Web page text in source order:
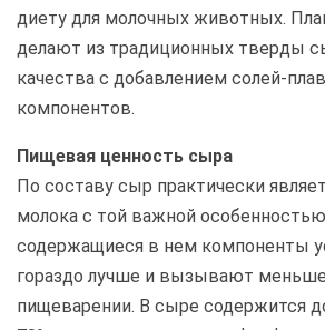
диету для молочных животных.
делают из традиционных тверды
качества с добавлением солей-
компонентов.
Пищевая ценность сыра
По составу сыр практически
молока с той важной
содержащиеся в нем компоненты
гораздо лучше и вызывают
пищеварении. В сыре содержится